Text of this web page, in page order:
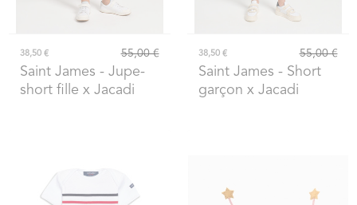
38,50 € 55,00 €
Saint James - Jupe-
short fille x Jacadi
38,50 € 55,00 €
Saint James - Short
garçon x Jacadi